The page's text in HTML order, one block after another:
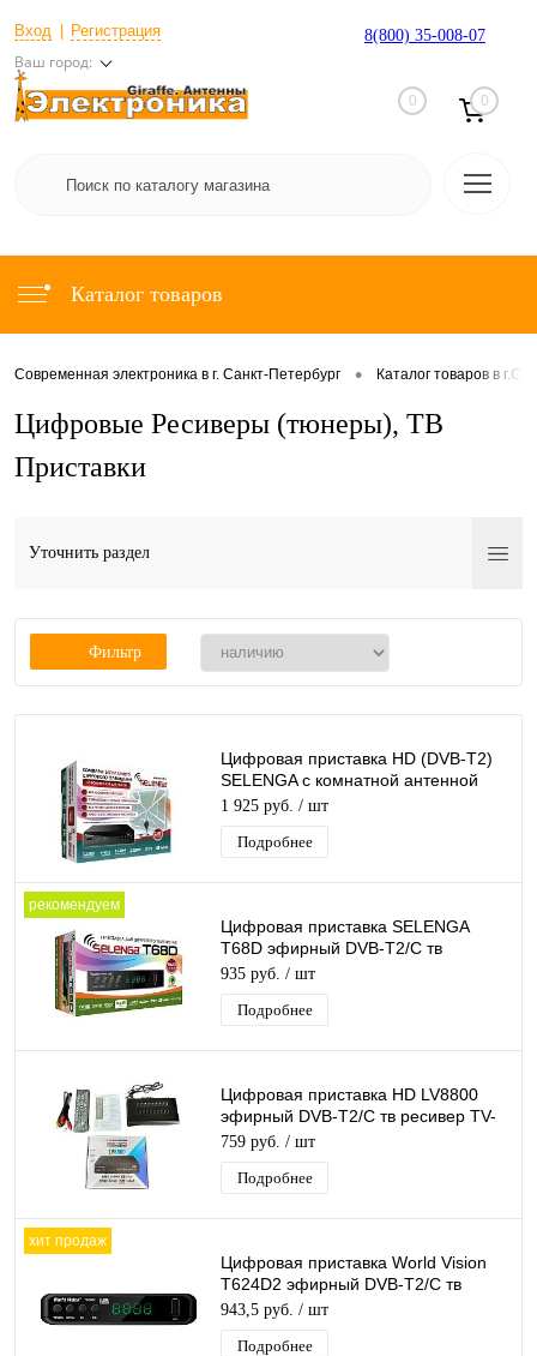
Вход Регистрация
Ваш город:
8(800) 35-008-07
0 0
Каталог товаров
Современная электроника в г. Санкт-Петербург • Каталог товаров в
Цифровые Ресиверы (тюнеры), ТВ
Приставки
Уточнить раздел
Фильтр
Цифровая приставка HD (DVB-T2)
SELENGA c комнатной антенной
SELENGA
1 925 руб. / шт
Подробнее
рекомендуем
Цифровая приставка SELENGA
T68D эфирный DVB-T2/C тв
ресивер, тюнер бесплатного IPTV,
медиаплеер
935 руб. / шт
Подробнее
Цифровая приставка HD LV8800
эфирный DVB-T2/C тв ресивер TV-
тюнер бесплатного тв, медиаплеер
759 руб. / шт
Подробнее
хит продаж
Цифровая приставка World Vision
T624D2 эфирный DVB-T2/C тв
ресивер бесплатное тв TV-тюнер
медиаплеер
943,5 руб. / шт
Подробнее